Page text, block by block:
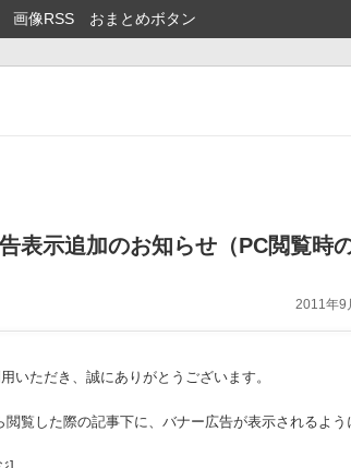
画像RSS おまとめボタン
表示追加のお知らせ（PC閲覧時の
2011年9
いただき、誠にありがとうございます。
覧した際の記事下に、バナー広告が表示されるよう